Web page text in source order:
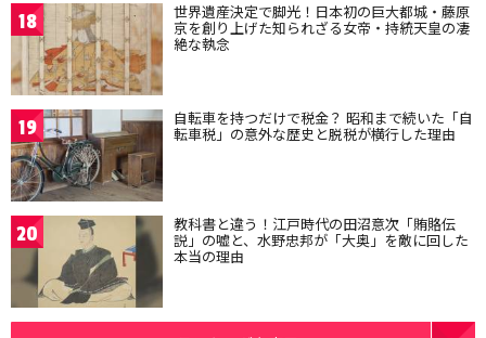
18 世界遺産決定で脚光！日本初の巨大都城・藤原
京を創り上げた知られざる女帝・持統天皇の凄
絶な執念
19 自転車を持つだけで税金？ 昭和まで続いた「自
転車税」の意外な歴史と脱税が横行した理由
20 教科書と違う！江戸時代の田沼意次「賄賂伝
説」の嘘と、水野忠邦が「大奥」を敵に回した
本当の理由